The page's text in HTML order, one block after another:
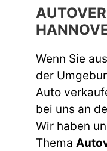
Wenn Sie aus
der
Auto
bei uns an
Wir haben
Thema